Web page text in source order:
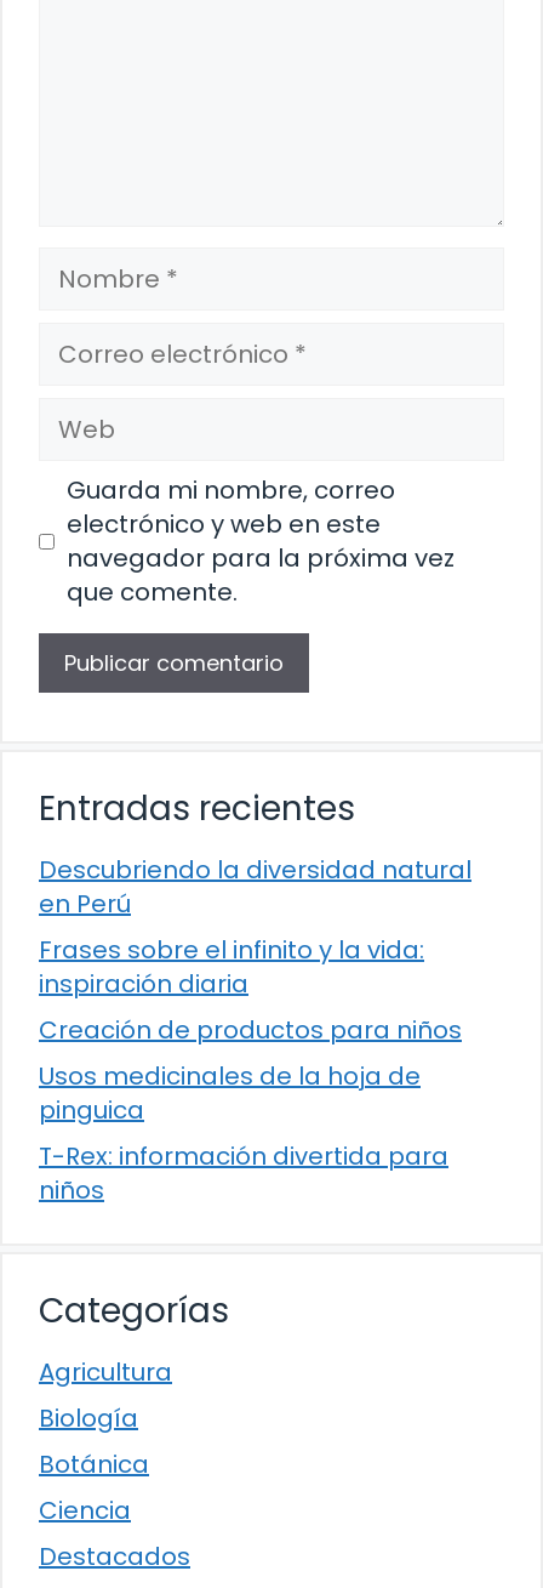
Nombre
Correo
electrónico
Web
Guarda mi nombre, correo
electrónico y web en este
navegador para la próxima vez
que comente.
Entradas recientes
Descubriendo la diversidad natural
en Perú
Frases sobre el infinito y la vida:
inspiración diaria
Creación de productos para niños
Usos medicinales de la hoja de
pinguica
T-Rex: información divertida para
niños
Categorías
Agricultura
Biología
Botánica
Ciencia
Destacados